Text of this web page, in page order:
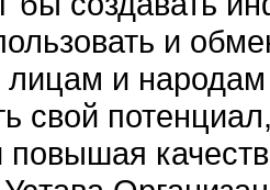
и
и
свой
повышая